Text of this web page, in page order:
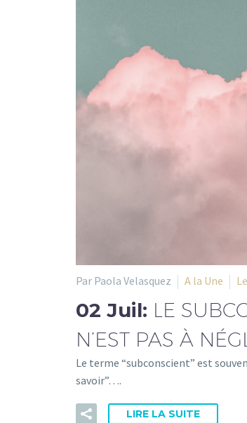
Par Paola Velasquez A la Une
02 Juil: LE
N’EST PAS À
Le terme “subconscient” est
savoir”….
LIRE LA SUITE